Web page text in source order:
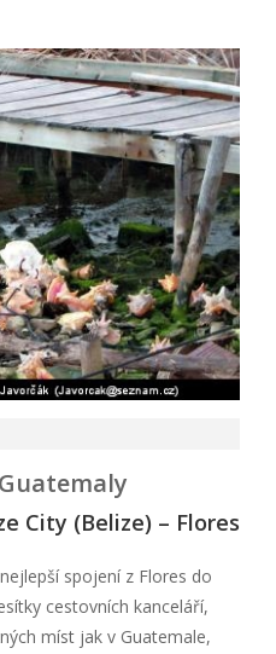
City (Belize) – Flores
spojení z Flores do
cestovních kanceláří,
míst jak v Guatemale,